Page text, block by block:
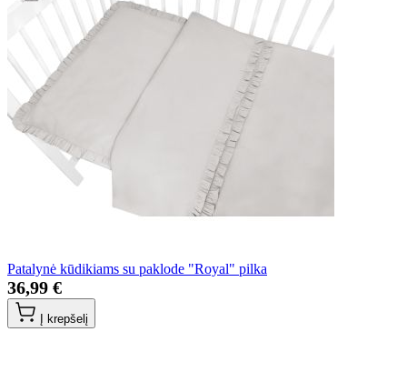
Patalynė kūdikiams su paklode "Royal" pilka
36,99 €
Į krepšelį